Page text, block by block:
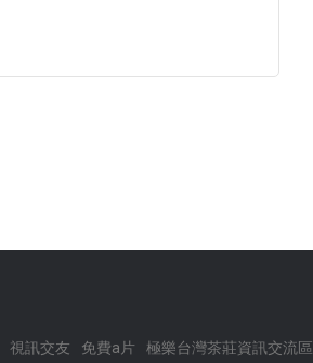
視訊交友 免費a片 極樂台灣茶莊資訊交流區